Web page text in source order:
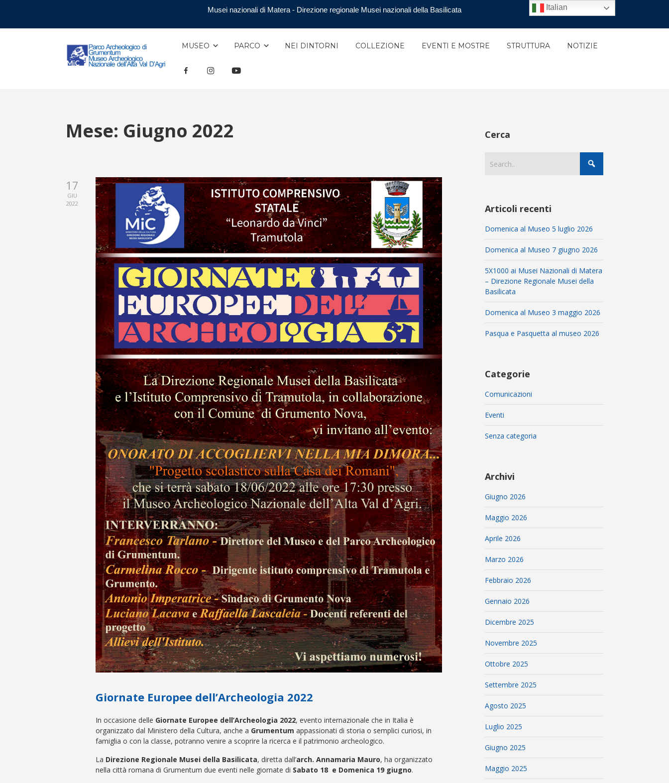
Musei nazionali di Matera - Direzione regionale Musei nazionali della Basilicata
MUSEO PARCO NEI DINTORNI COLLEZIONE EVENTI E MOSTRE STRUTTURA NOTIZIE
F INSTAGRAMYOUTUBE
Mese: Giugno 2022
17
GIU
2022
Giornate Europee dell’Archeologia 2022
In occasione delle Giornate Europee dell’Archeologia 2022, evento internazionale che in Italia è
organizzato dal Ministero della Cultura, anche a Grumentum appassionati di storia o semplici curiosi, in
famiglia o con la classe, potranno venire a scoprire la ricerca e il patrimonio archeologico.
La Direzione Regionale Musei della Basilicata, diretta dall’arch. Annamaria Mauro, ha organizzato
nella città romana di Grumentum due eventi nelle giornate di Sabato 18 e Domenica 19 giugno.
Cerca
Articoli recenti
Domenica al Museo 5 luglio 2026
Domenica al Museo 7 giugno 2026
5X1000 ai Musei Nazionali di Matera
– Direzione Regionale Musei della
Basilicata
Domenica al Museo 3 maggio 2026
Pasqua e Pasquetta al museo 2026
Categorie
Comunicazioni
Eventi
Senza categoria
Archivi
Giugno 2026
Maggio 2026
Aprile 2026
Marzo 2026
Febbraio 2026
Gennaio 2026
Dicembre 2025
Novembre 2025
Ottobre 2025
Settembre 2025
Agosto 2025
Luglio 2025
Giugno 2025
Maggio 2025
Italian